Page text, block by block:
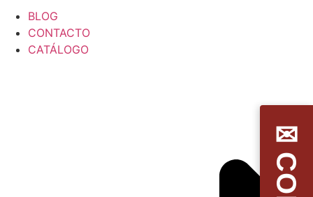
BLOG
CONTACTO
CATÁLOGO